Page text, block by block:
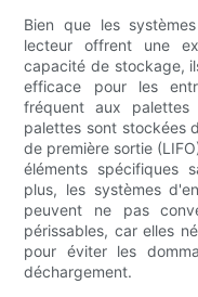
Bien que les
lecteur offrent une
capacité de stockage,
efficace pour les
fréquent aux palettes
palettes sont stockées
de première sortie
éléments spécifiques
plus, les systèmes
peuvent ne pas
périssables, car elles
pour éviter les
déchargement.